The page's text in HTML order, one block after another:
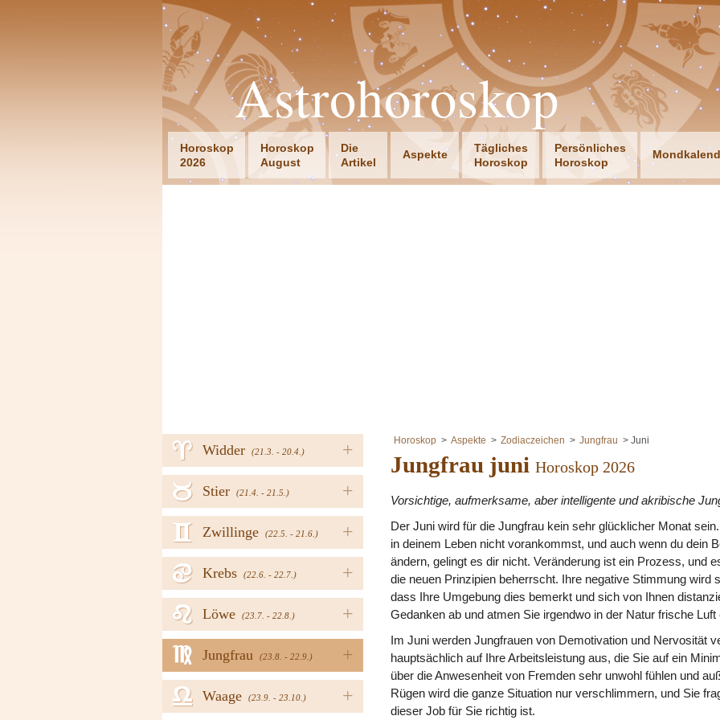
Astrohoroskop
Horoskop
2026
Horoskop
August
Die
Artikel
Aspekte
Tägliches
Horoskop
Persönliches
Horoskop
+
Widder (21.3. - 20.4.)
a
+
Stier (21.4. - 21.5.)
b
+
Zwillinge (22.5. - 21.6.)
c
+
Krebs (22.6. - 22.7.)
d
+
Löwe (23.7. - 22.8.)
e
+
Jungfrau (23.8. - 22.9.)
f
+
Waage (23.9. - 23.10.)
g
Horoskop Aspekte Zodiaczeichen Jungfrau Juni
Jungfrau juni Horoskop 2026
Vorsichtige, aufmerksame, aber intelligente und akribische
Der Juni wird für die Jungfrau kein sehr glücklicher Monat
in deinem Leben nicht vorankommst, und auch wenn du dein
ändern, gelingt es dir nicht. Veränderung ist ein Prozess, und
die neuen Prinzipien beherrscht. Ihre negative Stimmung wird
dass Ihre Umgebung dies bemerkt und sich von Ihnen
Gedanken ab und atmen Sie irgendwo in der Natur frische
Im Juni werden Jungfrauen von Demotivation und Nervosität
hauptsächlich auf Ihre Arbeitsleistung aus, die Sie auf ein
über die Anwesenheit von Fremden sehr unwohl fühlen und
Rügen wird die ganze Situation nur verschlimmern, und Sie
dieser Job für Sie richtig ist.